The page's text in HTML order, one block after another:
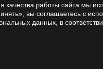
просмотров
качества работы сайта мы
вы соглашаетесь с
данных, в